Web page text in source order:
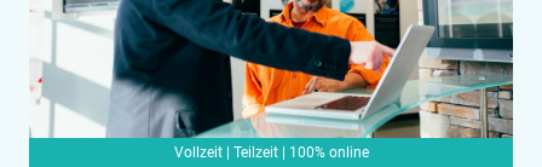
Vollzeit | Teilzeit | 100% online